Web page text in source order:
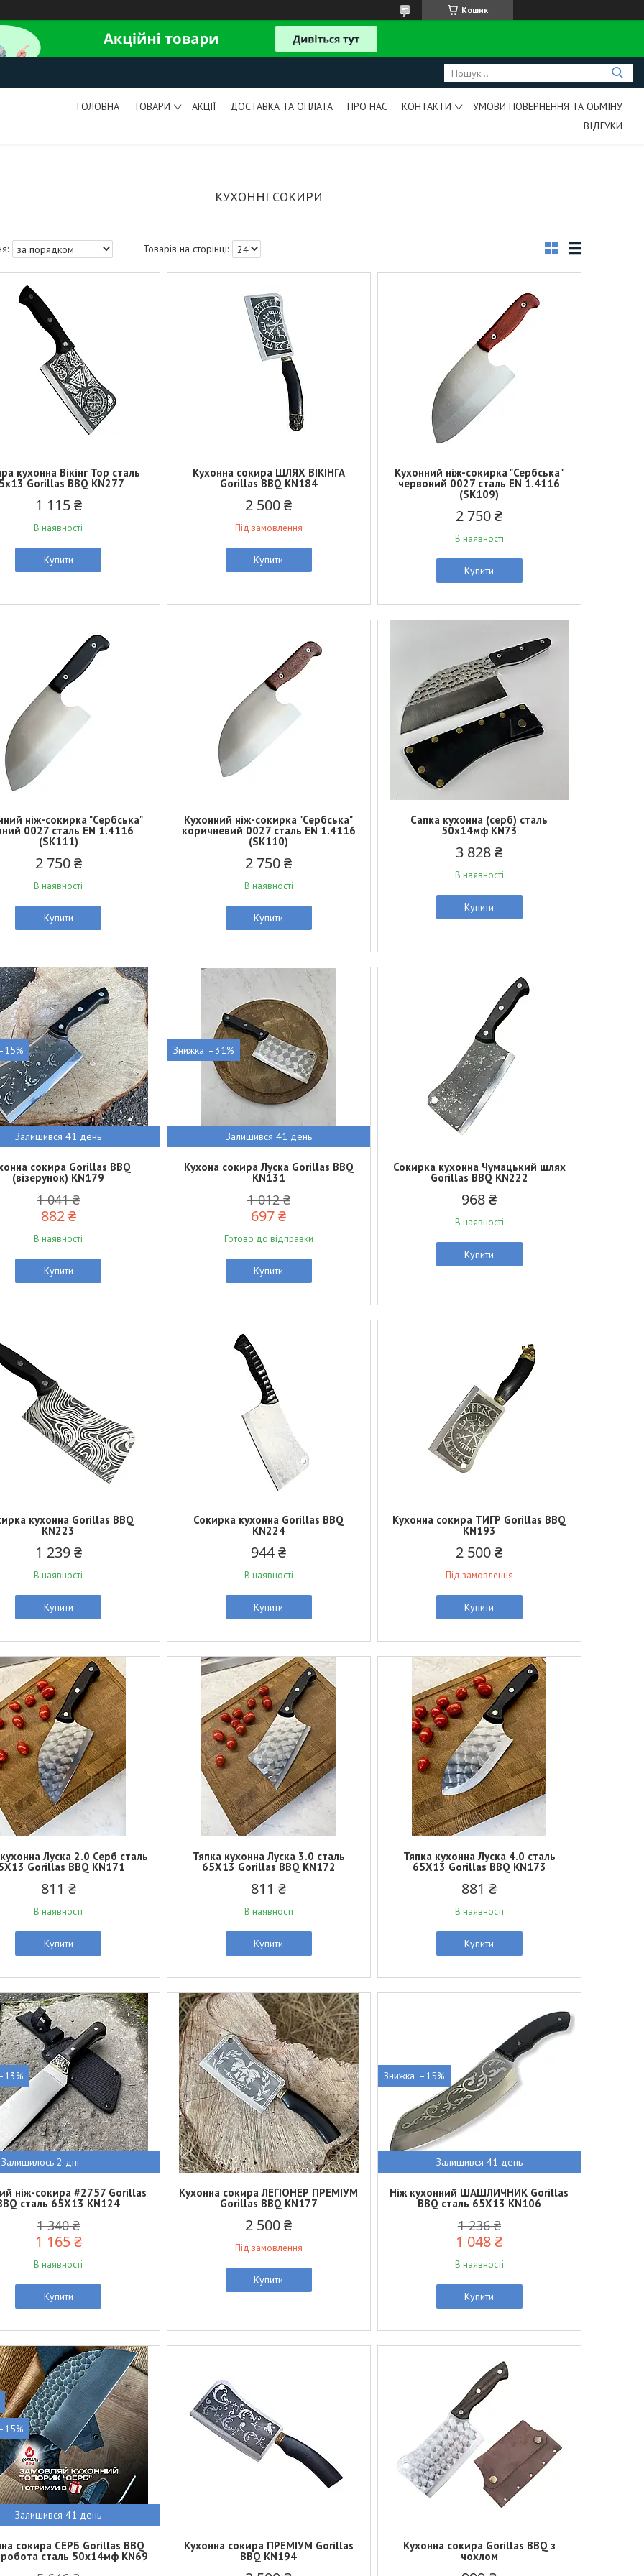
Кошик
ГОЛОВНА ТОВАРИ АКЦІЇ ДОСТАВКА ТА ОПЛАТА ПРО НАС КОНТАКТИ
УМОВИ ПОВЕРНЕННЯ ТА ОБМІНУ
ВІДГУКИ
КУХОННІ СОКИРИ
кухонна Вікінг Тор сталь
Gorillas BBQ KN277
1 115 ₴
В наявності
Купити
Кухонна сокира ШЛЯХ ВІКІНГА
Gorillas BBQ KN184
2 500 ₴
Під замовлення
Купити
Кухонний ніж-сокирка "Сербська"
червоний 0027 сталь EN 1.4116
(SK109)
2 750 ₴
В наявності
Купити
ніж-сокирка "Сербська"
0027 сталь EN 1.4116
(SK111)
2 750 ₴
В наявності
Купити
Кухонний ніж-сокирка "Сербська"
коричневий 0027 сталь EN 1.4116
(SK110)
2 750 ₴
В наявності
Купити
Сапка кухонна (серб) сталь
50х14мф KN73
3 828 ₴
В наявності
Купити
Залишився 41 день
сокира Gorillas BBQ
(візерунок) KN179
1 041 ₴
882 ₴
В наявності
Купити
–31%
Залишився 41 день
Кухона сокира Луска Gorillas BBQ
KN131
1 012 ₴
697 ₴
Готово до відправки
Купити
Сокирка кухонна Чумацький шлях
Gorillas BBQ KN222
968 ₴
В наявності
Купити
кухонна Gorillas BBQ
KN223
1 239 ₴
В наявності
Купити
Сокирка кухонна Gorillas BBQ
KN224
944 ₴
В наявності
Купити
Кухонна сокира ТИГР Gorillas BBQ
KN193
2 500 ₴
Під замовлення
Купити
Луска 2.0 Серб сталь
Gorillas BBQ KN171
811 ₴
В наявності
Купити
Тяпка кухонна Луска 3.0 сталь
65Х13 Gorillas BBQ KN172
811 ₴
В наявності
Купити
Тяпка кухонна Луска 4.0 сталь
65Х13 Gorillas BBQ KN173
881 ₴
В наявності
Купити
Залишилось 2 дні
ніж-сокира #2757 Gorillas
сталь 65Х13 KN124
1 340 ₴
1 165 ₴
В наявності
Купити
Кухонна сокира ЛЕГІОНЕР ПРЕМІУМ
Gorillas BBQ KN177
2 500 ₴
Під замовлення
Купити
–15%
Залишився 41 день
Ніж кухонний ШАШЛИЧНИК Gorillas
BBQ сталь 65Х13 KN106
1 236 ₴
1 048 ₴
В наявності
Купити
Залишився 41 день
сокира СЕРБ Gorillas BBQ
сталь 50х14мф KN69
Кухонна сокира ПРЕМІУМ Gorillas
BBQ KN194
Кухонна сокира Gorillas BBQ з
чохлом